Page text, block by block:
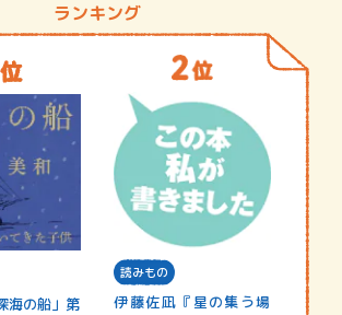
ランキング
海の船」第
読みもの
伊藤佐凪『星の集う場